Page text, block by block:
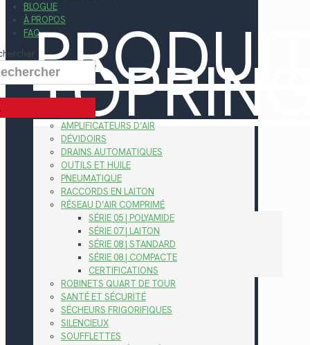
BLOGUE
À PROPOS
FAQ
AMPLIFICATEURS D’AIR
DÉVIDOIRS
DRAINS AUTOMATIQUES
OUTILS ET HUILE
PNEUMATIQUE
RACCORDS EN LAITON
RÉSEAU D’AIR COMPRIMÉ
SÉRIE 05 | POLYAMIDE
SÉRIE 07 | LAITON
SÉRIE 08 | STANDARD
SÉRIE 08 | COMPACTE
CERTIFICATIONS
ROBINETS QUART DE TOUR
SANTÉ ET SÉCURITÉ
SÉCHEURS FRIGORIFIQUES
SILENCIEUX
SOUFFLETTES